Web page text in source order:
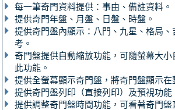
每一筆奇門資料提供：事由、備註資料。
提供奇門年盤、月盤、日盤、時盤。
提供奇門盤內顯示：八門、九星、格局
考。
奇門盤提供自動縮放功能，可隨螢幕大小
此功能。
提供全螢幕顯示奇門盤，將奇門盤顯示在
提供奇門盤列印（直接列印）及預視功能
提供調整奇門盤時間功能，可看著奇門盤